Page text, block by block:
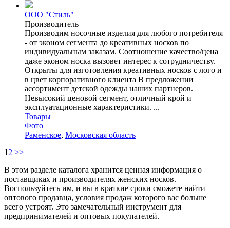
ООО "Стиль"
Производитель
Производим носочные изделия для любого потребителя
- от эконом сегмента до креативных носков по
индивидуальным заказам. Соотношение качество/цена
даже эконом носка вызовет интерес к сотрудничеству.
Открыты для изготовления креативных носков с лого и
в цвет корпоративного клиента В предложении
ассортимент детской одежды наших партнеров.
Невысокий ценовой сегмент, отличный крой и
эксплуатационные характеристики. ...
Товары
Фото
Раменское, Московская область
12 >>
В этом разделе каталога хранится ценная информация о
поставщиках и производителях женских носков.
Воспользуйтесь им, и вы в краткие сроки сможете найти
оптового продавца, условия продаж которого вас больше
всего устроят. Это замечательный инструмент для
предпринимателей и оптовых покупателей.